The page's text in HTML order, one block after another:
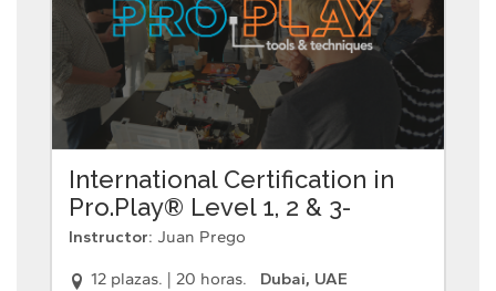
International Certification in
Pro.Play® Level 1, 2 & 3-
English
Instructor: Juan Prego
12 plazas. | 20 horas. Dubai, UAE